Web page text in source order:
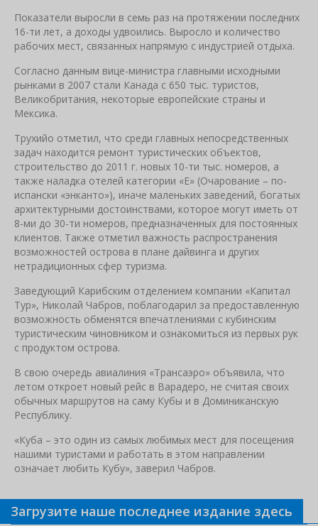
Показатели выросли в семь раз на протяжении последних
16-ти лет, а доходы удвоились. Выросло и количество
рабочих мест, связанных напрямую с индустрией отдыха.
Согласно данным вице-министра главными исходными
рынками в 2007 стали Канада с 650 тыс. туристов,
Великобритания, некоторые европейские страны и
Мексика.
Трухийо отметил, что среди главных непосредственных
задач находится ремонт туристических объектов,
строительство до 2011 г. новых 10-ти тыс. номеров, а
также наладка отелей категории «Е» (Очарование – по-
испански «энканто»), иначе маленьких заведений, богатых
архитектурными достоинствами, которое могут иметь от
8-ми до 30-ти номеров, предназначенных для постоянных
клиентов. Также отметил важность распространения
возможностей острова в плане дайвинга и других
нетрадиционных сфер туризма.
Заведующий Карибским отделением компании «Капитал
Тур», Николай Чабров, поблагодарил за предоставленную
возможность обменятся впечатлениями с кубинским
туристическим чиновником и ознакомиться из первых рук
с продуктом острова.
В свою очередь авиалиния «Трансаэро» объявила, что
летом откроет новый рейс в Варадеро, не считая своих
обычных маршрутов на саму Кубы и в Доминиканскую
Республику.
«Куба – это один из самых любимых мест для посещения
нашими туристами и работать в этом направлении
означает любить Кубу», заверил Чабров.
Связанные новости
Загрузите наше последнее издание здесь